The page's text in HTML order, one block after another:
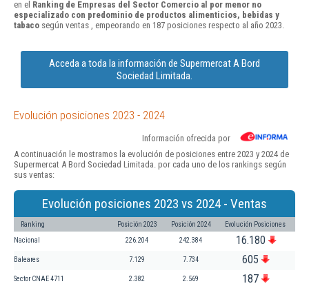
en el Ranking de Empresas del Sector Comercio al por menor no
especializado con predominio de productos alimenticios, bebidas y
tabaco según ventas , empeorando en 187 posiciones respecto al año 2023.
Acceda a toda la información de Supermercat A Bord
Sociedad Limitada.
Evolución posiciones 2023 - 2024
Información ofrecida por
A continuación le mostramos la evolución de posiciones entre 2023 y 2024 de
Supermercat A Bord Sociedad Limitada. por cada uno de los rankings según
sus ventas:
Evolución posiciones 2023 vs 2024 - Ventas
Ranking Posición 2023 Posición 2024 Evolución Posiciones
Nacional 226.204 242.384 16.180
Baleares 7.129 7.734 605
Sector CNAE 4711 2.382 2.569 187